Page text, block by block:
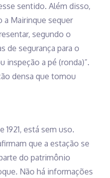
sentido. Além disso,
a Mairinque sequer
segundo o
de segurança para o
inspeção a pé (ronda)”.
densa que tomou
1921, está sem uso.
que a estação se
do patrimônio
Não há informações